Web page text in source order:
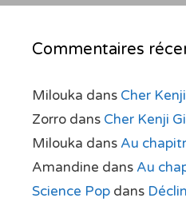
Commentaires
Milouka dans Cher
Zorro dans Cher Kenji
Milouka dans Au
Amandine dans Au
Science Pop dans